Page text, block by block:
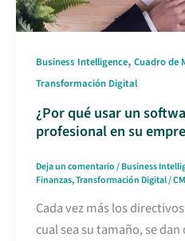
Business Intelligence, Cuadro de
Transformación Digital
¿Por qué usar un
profesional en su
Deja un comentario/Business
Finanzas,Transformación Digital/
Cada vez más los
cual sea su tamaño, se